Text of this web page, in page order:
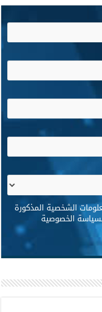
الشخصية المذكورة
الخصوصية